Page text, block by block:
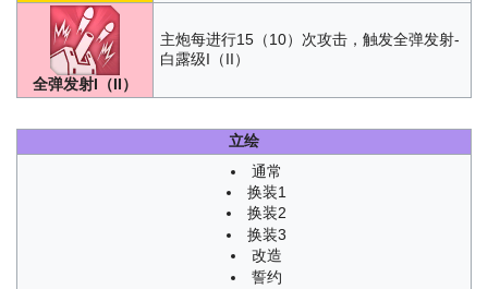
全弹发射I（II）
主炮每进行15（10）次攻击，触发全弹发射-
白露级I（II）
立绘
通常
换装1
换装2
换装3
改造
誓约